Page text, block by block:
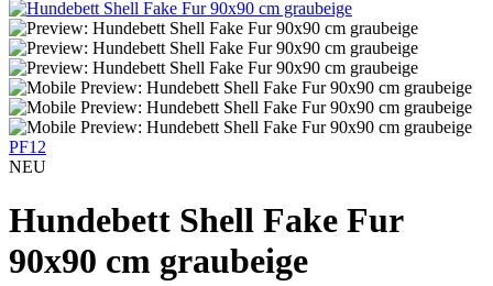
PF12
NEU
Hundebett Shell Fake Fur
90x90 cm graubeige